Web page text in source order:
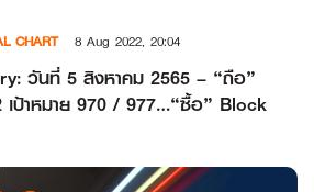
CHART 8 Aug 2022, 20:04
วันที่ 5 สิงหาคม 2565 – “ถือ”
เป้าหมาย 970 / 977…“ซื้อ” Block